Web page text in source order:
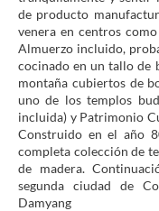
de producto
venera en centros
Almuerzo incluido,
cocinado en un tallo de
montaña cubiertos de
uno de los templos
incluida) y Patrimonio
Construido en el año
completa colección de
de madera.
segunda ciudad de
Damyang